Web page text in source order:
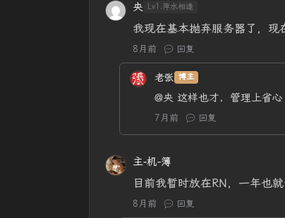
央 Lv1.萍水相逢
我现在基本抛弃服务器了，现
8月前 回复
老张 博主
@央 这样也才，管理上省心
7月前 回复
主-机-簿
目前我暂时放在RN，一年也
8月前 回复